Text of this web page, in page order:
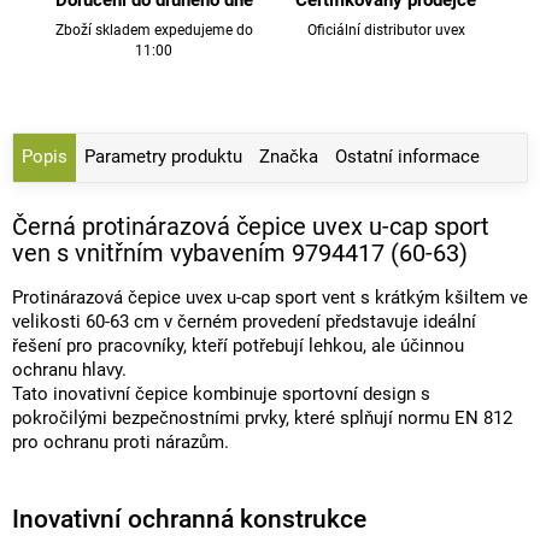
Zboží skladem expedujeme do
11:00
Oficiální distributor uvex
Popis Parametry produktu Značka Ostatní informace
Černá protinárazová čepice uvex u-cap sport
ven s vnitřním vybavením 9794417 (60-63)
Protinárazová čepice uvex u-cap sport vent s krátkým kšiltem ve
velikosti 60-63 cm v černém provedení představuje ideální
řešení pro pracovníky, kteří potřebují lehkou, ale účinnou
ochranu hlavy.
Tato inovativní čepice kombinuje sportovní design s
pokročilými bezpečnostními prvky, které splňují normu EN 812
pro ochranu proti nárazům.
Inovativní ochranná konstrukce